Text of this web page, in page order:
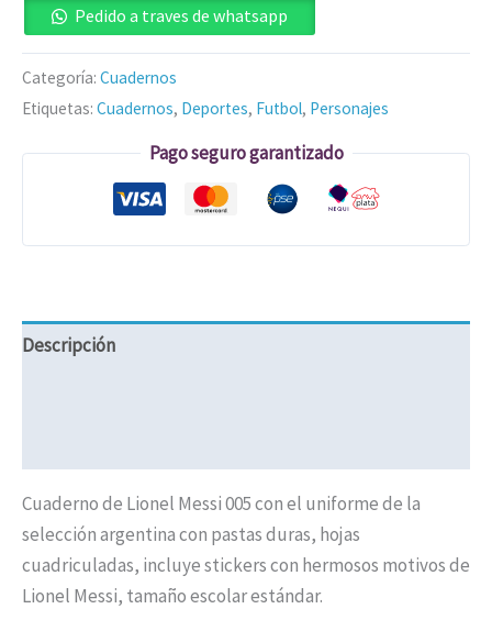
Pedido a traves de whatsapp
Categoría: Cuadernos
Etiquetas: Cuadernos, Deportes, Futbol, Personajes
Pago seguro garantizado
Descripción
Cuaderno de Lionel Messi 005 con el uniforme de la
selección argentina con pastas duras, hojas
cuadriculadas, incluye stickers con hermosos motivos de
Lionel Messi, tamaño escolar estándar.